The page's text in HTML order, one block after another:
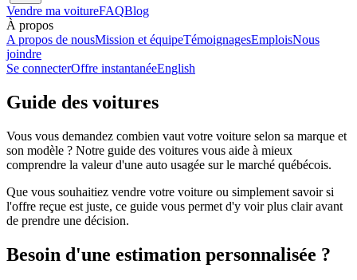
Vendre ma voitureFAQBlog
À propos
A propos de nousMission et équipeTémoignagesEmploisNous
joindre
Se connecterOffre instantanéeEnglish
Guide des voitures
Vous vous demandez combien vaut votre voiture selon sa marque et
son modèle ? Notre guide des voitures vous aide à mieux
comprendre la valeur d'une auto usagée sur le marché québécois.
Que vous souhaitiez vendre votre voiture ou simplement savoir si
l'offre reçue est juste, ce guide vous permet d'y voir plus clair avant
de prendre une décision.
Besoin d'une estimation personnalisée ?